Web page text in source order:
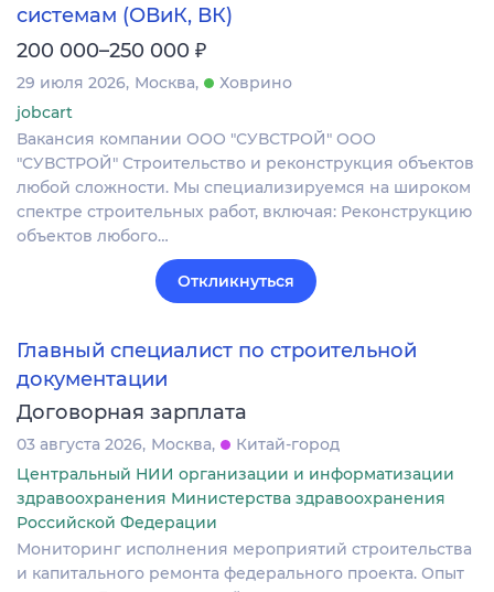
системам (ОВиК, ВК)
200 000–250 000 ₽
29 июля 2026 Москва
Ховрино
jobcart
Вакансия компании ООО "СУВСТРОЙ" ООО
"СУВСТРОЙ" Строительство и реконструкция объектов
любой сложности. Мы специализируемся на широком
спектре строительных работ, включая: Реконструкцию
объектов любого…
Откликнуться
Главный специалист по строительной
документации
Договорная зарплата
03 августа 2026 Москва
Китай-город
Центральный НИИ организации и информатизации
здравоохранения Министерства здравоохранения
Российской Федерации
Мониторинг исполнения мероприятий строительства
и капитального ремонта федерального проекта. Опыт